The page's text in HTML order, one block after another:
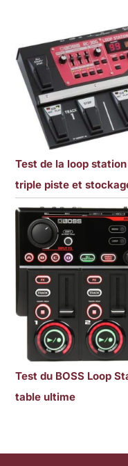
Test de la loop
triple piste et
Test du BOSS Loop
table ultime